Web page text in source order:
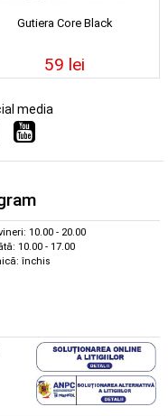
Gutiera Core Black
59 lei
media
10.00 - 20.00
10.00 - 17.00
închis